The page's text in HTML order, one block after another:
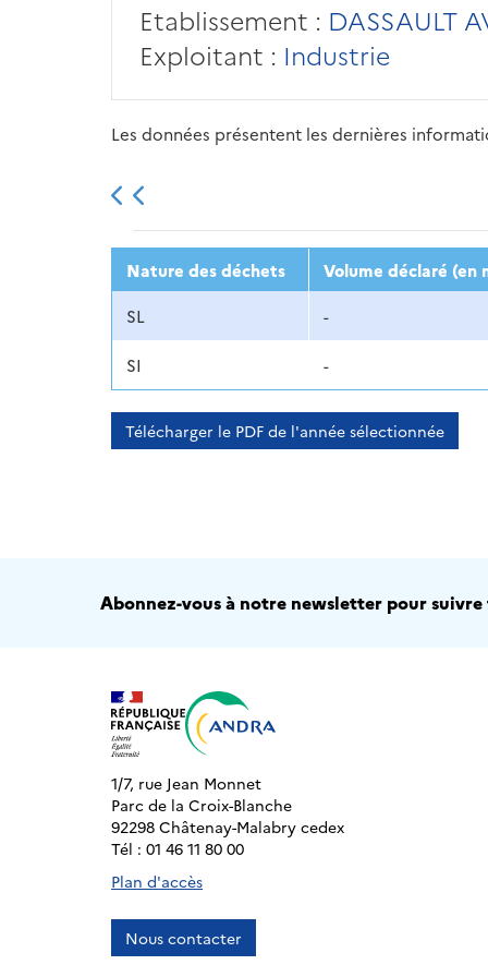
Etablissement : DASSAULT
Exploitant : Industrie
Les données présentent les dernières
2013 2014 2015
Nature des déchets
Volume déclaré (en
SL
-
SI -
Télécharger le PDF de l'année sélectionnée
Abonnez-vous à notre newsletter pour suivre
1/7, rue Jean Monnet
Parc de la Croix-Blanche
92298 Châtenay-Malabry cedex
Tél : 01 46 11 80 00
Plan d'accès
Nous contacter